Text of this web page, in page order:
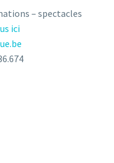
– spectacles
ici